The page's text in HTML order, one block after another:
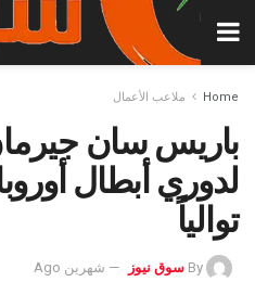
Home ملاعب الأعمال
باريس سان
لدوري أبطال
توالياً
By سوق نيوز شهرين Ago